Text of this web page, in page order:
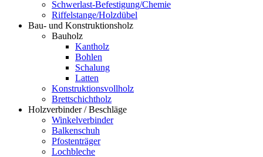
Schwerlast-Befestigung/Chemie
Riffelstange/Holzdübel
Bau- und Konstruktionsholz
Bauholz
Kantholz
Bohlen
Schalung
Latten
Konstruktionsvollholz
Brettschichtholz
Holzverbinder / Beschläge
Winkelverbinder
Balkenschuh
Pfostenträger
Lochbleche